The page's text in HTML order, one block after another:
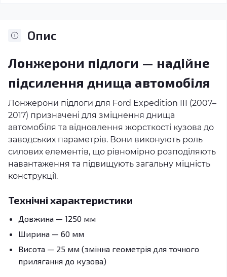
Опис
Лонжерони підлоги — надійне
підсилення днища автомобіля
Лонжерони підлоги для Ford Expedition III (2007–
2017) призначені для зміцнення днища
автомобіля та відновлення жорсткості кузова до
заводських параметрів. Вони виконують роль
силових елементів, що рівномірно розподіляють
навантаження та підвищують загальну міцність
конструкції.
Технічні характеристики
Довжина — 1250 мм
Ширина — 60 мм
Висота — 25 мм (змінна геометрія для точного
прилягання до кузова)